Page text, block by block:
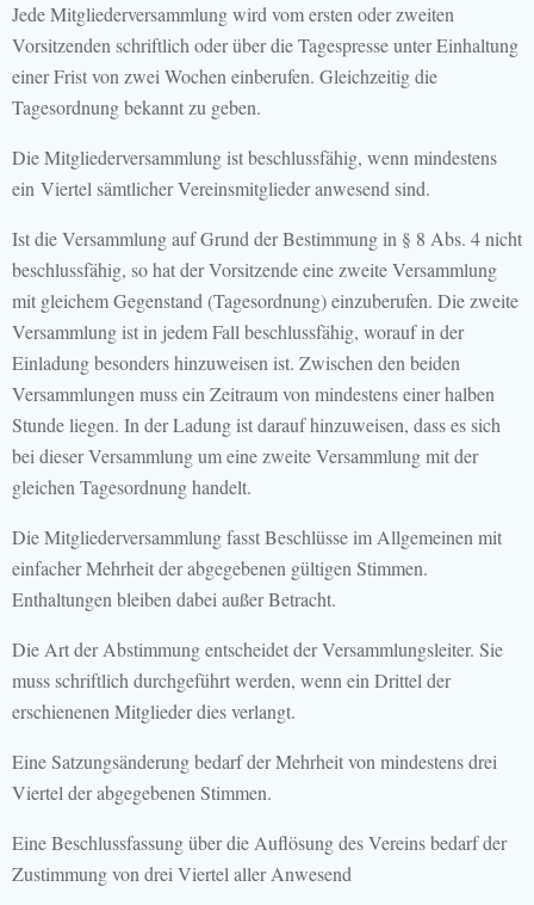
Jede Mitgliederversammlung wird vom ersten oder zweiten
Vorsitzenden schriftlich oder über die Tagespresse unter Einhaltung
einer Frist von zwei Wochen einberufen. Gleichzeitig die
Tagesordnung bekannt zu geben.
Die Mitgliederversammlung ist beschlussfähig, wenn mindestens
ein Viertel sämtlicher Vereinsmitglieder anwesend sind.
Ist die Versammlung auf Grund der Bestimmung in § 8 Abs. 4 nicht
beschlussfähig, so hat der Vorsitzende eine zweite Versammlung
mit gleichem Gegenstand (Tagesordnung) einzuberufen. Die zweite
Versammlung ist in jedem Fall beschlussfähig, worauf in der
Einladung besonders hinzuweisen ist. Zwischen den beiden
Versammlungen muss ein Zeitraum von mindestens einer halben
Stunde liegen. In der Ladung ist darauf hinzuweisen, dass es sich
bei dieser Versammlung um eine zweite Versammlung mit der
gleichen Tagesordnung handelt.
Die Mitgliederversammlung fasst Beschlüsse im Allgemeinen mit
einfacher Mehrheit der abgegebenen gültigen Stimmen.
Enthaltungen bleiben dabei außer Betracht.
Die Art der Abstimmung entscheidet der Versammlungsleiter. Sie
muss schriftlich durchgeführt werden, wenn ein Drittel der
erschienenen Mitglieder dies verlangt.
Eine Satzungsänderung bedarf der Mehrheit von mindestens drei
Viertel der abgegebenen Stimmen.
Eine Beschlussfassung über die Auflösung des Vereins bedarf der
Zustimmung von drei Viertel aller Anwesend